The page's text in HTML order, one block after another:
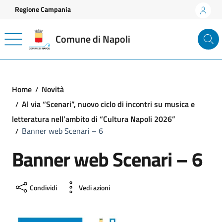
Vai ai contenuti
Vai al footer
Regione Campania
Comune di Napoli
Home
Novità
Al via “Scenari”, nuovo ciclo di incontri su musica e
letteratura nell’ambito di “Cultura Napoli 2026”
Banner web Scenari – 6
Banner web Scenari – 6
Condividi Vedi azioni